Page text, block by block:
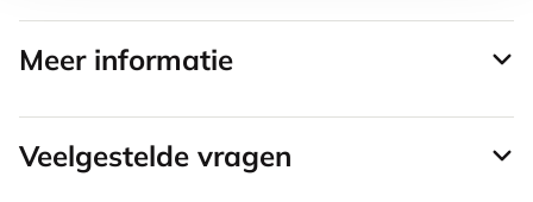
Meer informatie
Veelgestelde vragen